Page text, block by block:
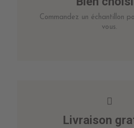
Commandez un échantillon
vous.
Livraison